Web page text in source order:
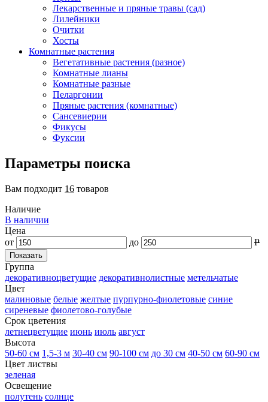
Лекарственные и пряные травы (сад)
Лилейники
Очитки
Хосты
Комнатные растения
Вегетативные растения (разное)
Комнатные лианы
Комнатные разные
Пеларгонии
Пряные растения (комнатные)
Сансевиерии
Фикусы
Фуксии
Параметры поиска
Вам подходит 16 товаров
Наличие
В наличии
Цена
от
до Р
Группа
декоративноцветущие декоративнолистные метельчатые
Цвет
малиновые белые желтые пурпурно-фиолетовые синие
сиреневые фиолетово-голубые
Срок цветения
летнецветущие июнь июль август
Высота
50-60 см 1,5-3 м 30-40 см 90-100 см до 30 см 40-50 см 60-90 см
Цвет листвы
зеленая
Освещение
полутень солнце